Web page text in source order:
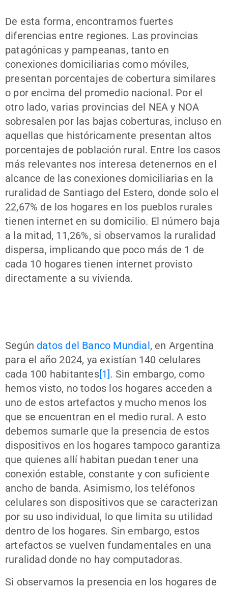
De esta forma, encontramos fuertes
diferencias entre regiones. Las provincias
patagónicas y pampeanas, tanto en
conexiones domiciliarias como móviles,
presentan porcentajes de cobertura similares
o por encima del promedio nacional. Por el
otro lado, varias provincias del NEA y NOA
sobresalen por las bajas coberturas, incluso en
aquellas que históricamente presentan altos
porcentajes de población rural. Entre los casos
más relevantes nos interesa detenernos en el
alcance de las conexiones domiciliarias en la
ruralidad de Santiago del Estero, donde solo el
22,67% de los hogares en los pueblos rurales
tienen internet en su domicilio. El número baja
a la mitad, 11,26%, si observamos la ruralidad
dispersa, implicando que poco más de 1 de
cada 10 hogares tienen internet provisto
directamente a su vivienda.
Según datos del Banco Mundial, en Argentina
para el año 2024, ya existían 140 celulares
cada 100 habitantes[1]. Sin embargo, como
hemos visto, no todos los hogares acceden a
uno de estos artefactos y mucho menos los
que se encuentran en el medio rural. A esto
debemos sumarle que la presencia de estos
dispositivos en los hogares tampoco garantiza
que quienes allí habitan puedan tener una
conexión estable, constante y con suficiente
ancho de banda. Asimismo, los teléfonos
celulares son dispositivos que se caracterizan
por su uso individual, lo que limita su utilidad
dentro de los hogares. Sin embargo, estos
artefactos se vuelven fundamentales en una
ruralidad donde no hay computadoras.
Si observamos la presencia en los hogares de